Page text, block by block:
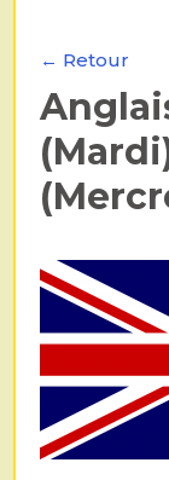
← Retour